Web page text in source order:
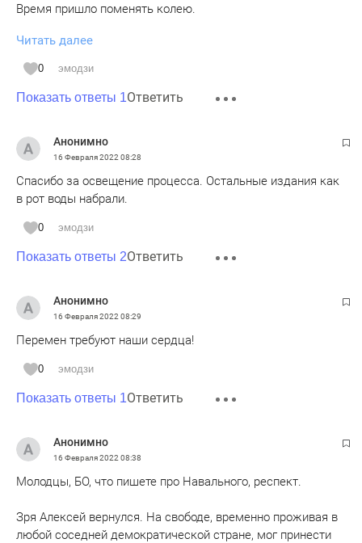
Время пришло поменять колею.
Равными сделать законы для всех,
И не считать недовольство за грех.
Людям нужна справедливость во всём.
Читать далее
0 эмодзи
Показать ответы 1Ответить
Анонимно
16 Февраля 2022 08:28
Спасибо за освещение процесса. Остальные издания как
в рот воды набрали.
0 эмодзи
Показать ответы 2Ответить
Анонимно
16 Февраля 2022 08:29
Перемен требуют наши сердца!
0 эмодзи
Показать ответы 1Ответить
Анонимно
16 Февраля 2022 08:38
Молодцы, БО, что пишете про Навального, респект.
Зря Алексей вернулся. На свободе, временно проживая в
любой соседней демократической стране, мог принести